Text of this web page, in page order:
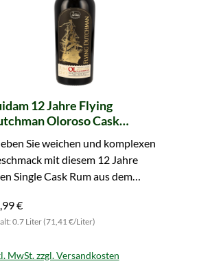
12 Jahre Flying
Oloroso Cask
Sie weichen und komplexen
mit diesem 12 Jahre
Single Cask Rum aus dem
€
0.7 Liter (71,41 €/Liter)
MwSt. zzgl. Versandkosten